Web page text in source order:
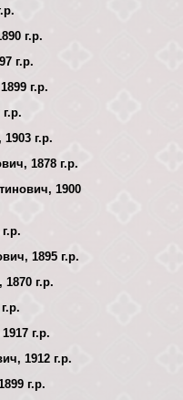
г.р.
г.р.
г.р.
г.р.
1878 г.р.
1900
1895 г.р.
г.р.
г.р.
1912 г.р.
г.р.